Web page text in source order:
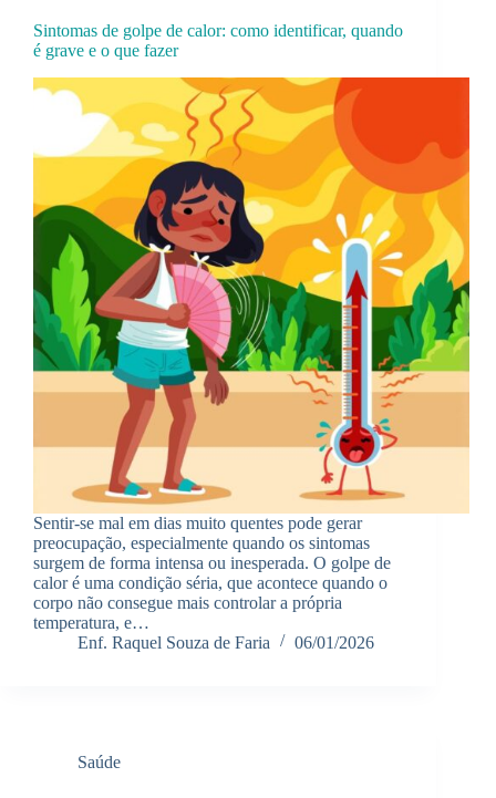
Sintomas de golpe de calor: como identificar, quando
é grave e o que fazer
Sentir-se mal em dias muito quentes pode gerar
preocupação, especialmente quando os sintomas
surgem de forma intensa ou inesperada. O golpe de
calor é uma condição séria, que acontece quando o
corpo não consegue mais controlar a própria
temperatura, e…
Enf. Raquel Souza de Faria
06/01/2026
Saúde